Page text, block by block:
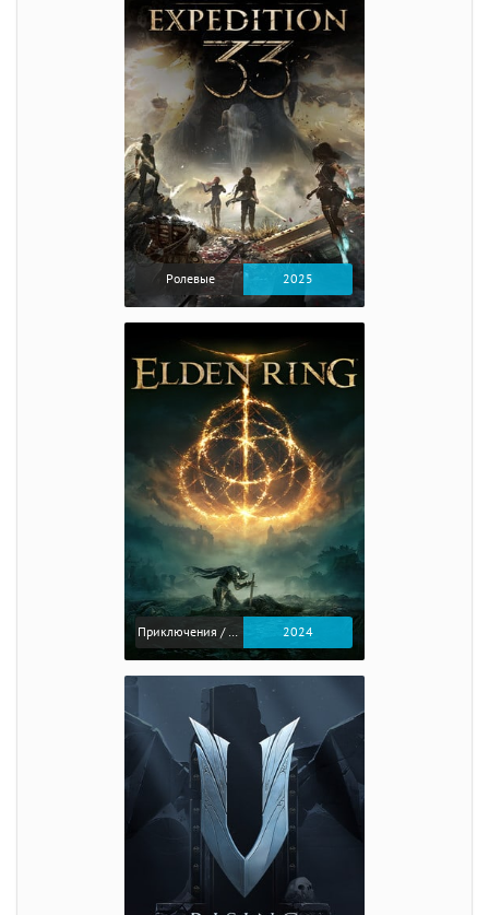
Ролевые 2025
Приключения / Экшен / Ролевые 2024